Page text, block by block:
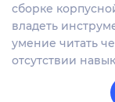
сборке
владеть
умение читать
отсутствии